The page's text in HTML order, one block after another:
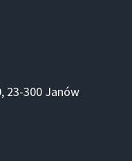
23-300 Janów